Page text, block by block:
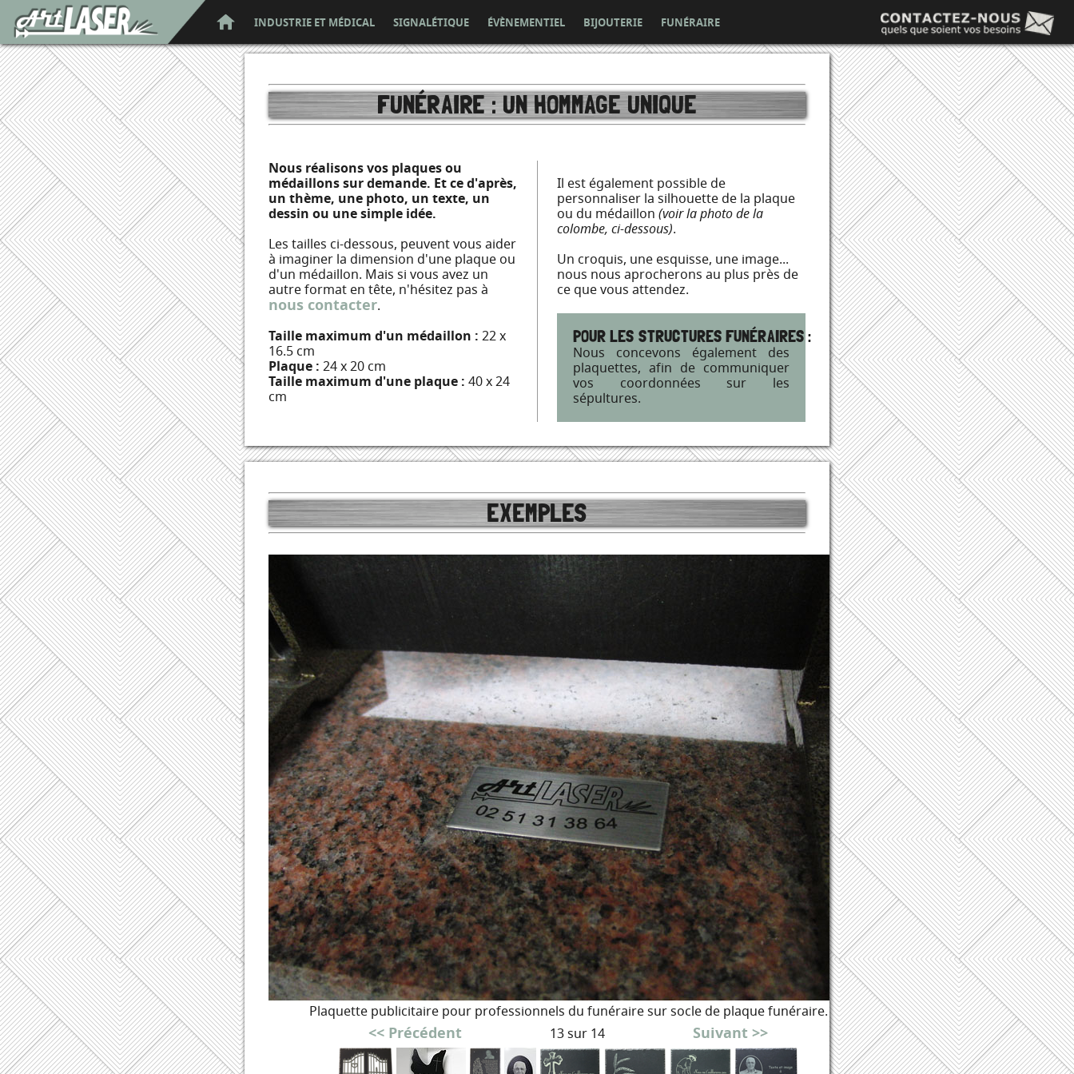
INDUSTRIE ET MÉDICAL SIGNALÉTIQUE ÉVÈNEMENTIEL BIJOUTERIE FUNÉRAIRE
FUNÉRAIRE : UN HOMMAGE UNIQUE
Nous réalisons vos plaques ou
médaillons sur demande. Et ce d'après,
un thème, une photo, un texte, un
dessin ou une simple idée.
Les tailles ci-dessous, peuvent vous aider
à imaginer la dimension d'une plaque ou
d'un médaillon. Mais si vous avez un
autre format en tête, n'hésitez pas à
nous contacter.
Taille maximum d'un médaillon : 22 x
16.5 cm
Plaque : 24 x 20 cm
Taille maximum d'une plaque : 40 x 24
cm
Il est également possible de
personnaliser la silhouette de la plaque
ou du médaillon (voir la photo de la
colombe, ci-dessous).
Un croquis, une esquisse, une image...
nous nous aprocherons au plus près de
ce que vous attendez.
POUR LES STRUCTURES FUNÉRAIRES :
Nous concevons également des
plaquettes, afin de communiquer
vos coordonnées sur les
sépultures.
EXEMPLES
Plaquette publicitaire pour professionnels du funéraire sur socle de plaque funéraire.
<< Précédent 13 sur 14 Suivant >>